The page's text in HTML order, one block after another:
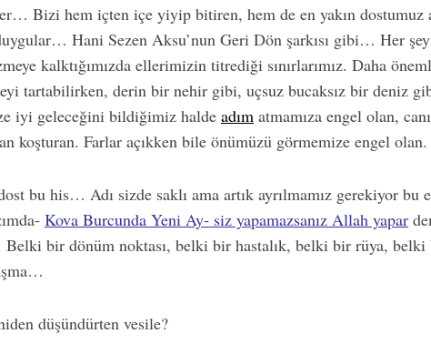
Bizi hem içten içe yiyip bitiren, hem de en yakın dostumuz
Hani Sezen Aksu’nun Geri Dön şarkısı gibi… Her
kalktığımızda ellerimizin titrediği sınırlarımız. Daha
şeyi tartabilirken, derin bir nehir gibi, uçsuz bucaksız bir deniz
iyi geleceğini bildiğimiz halde adım atmamıza engel olan,
koşturan. Farlar açıkken bile önümüzü görmemize engel olan.
bu his… Adı sizde saklı ama artık ayrılmamız gerekiyor bu
Kova Burcunda Yeni Ay- siz yapamazsanız Allah yapar
Belki bir dönüm noktası, belki bir hastalık, belki bir rüya, belki
düşündürten vesile?